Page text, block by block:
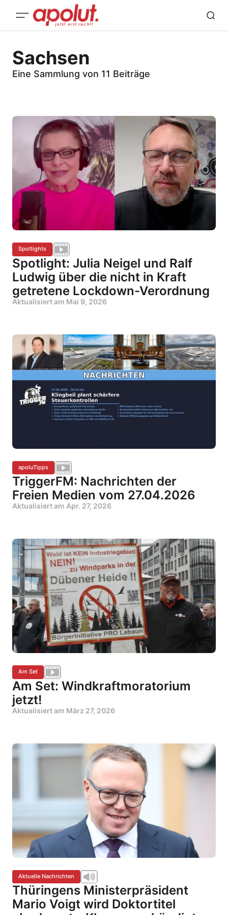
Sachsen
Eine Sammlung von 11 Beiträge
Spotlights
Spotlight: Julia Neigel und Ralf
Ludwig über die nicht in Kraft
getretene Lockdown-Verordnung
Aktualisiert am Mai 9, 2026
apoluTipps
TriggerFM: Nachrichten der
Freien Medien vom 27.04.2026
Aktualisiert am Apr. 27, 2026
Am Set
Am Set: Windkraftmoratorium
jetzt!
Aktualisiert am März 27, 2026
Aktuelle Nachrichten
Thüringens Ministerpräsident
Mario Voigt wird Doktortitel